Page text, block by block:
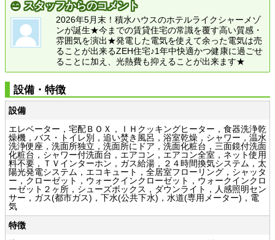
スタッフからのコメント
2026年5月末！積水ハウスのホテルライクシャーメゾ
ンが誕生★今までの賃貸住宅の常識を覆す高い質感・
雰囲気を演出★発電した電気を使えて余った電気は売
ることが出来るZEH住宅♪1年中快適かつ健康に過ごせ
ることに加え、光熱費も抑えることが出来ます★
設備・特徴
設備
エレベーター，宅配ＢＯＸ，ＩＨクッキングヒーター，食器洗浄乾
燥機，バス・トイレ別，追い焚き風呂，浴室乾燥，シャワー，温水
洗浄便座，洗面所独立，洗面所にドア，洗面化粧台，三面鏡付洗面
化粧台，シャワー付洗面台，エアコン，エアコン全室，ネット使用
料不要，ＴＶインターホン，ガス給湯，２４時間換気システム，太
陽光発電システム，エコキュート，全居室フローリング，シャッタ
ー，クローゼット，ウォークインクローゼット，ウォークインクロ
ーゼット２ヶ所，シューズボックス，ダウンライト，人感照明セン
サー，ガス(都市ガス)，下水(公共下水)，水道(専用メーター)，電
気
特徴